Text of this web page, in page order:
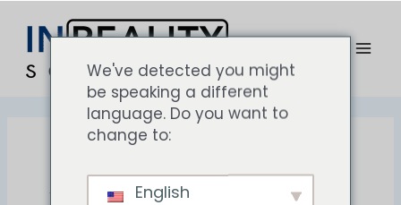
konten
AI Automations
pagination
We've detected you might
be speaking a different
language. Do you want to
change to:
English